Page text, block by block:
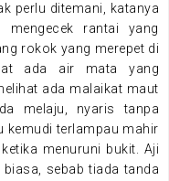
perlu ditemani, katanya
mengecek rantai yang
rokok yang merepet di
ada air mata yang
ada malaikat maut
melaju, nyaris tanpa
kemudi terlampau mahir
menuruni bukit. Aji
sebab tiada tanda